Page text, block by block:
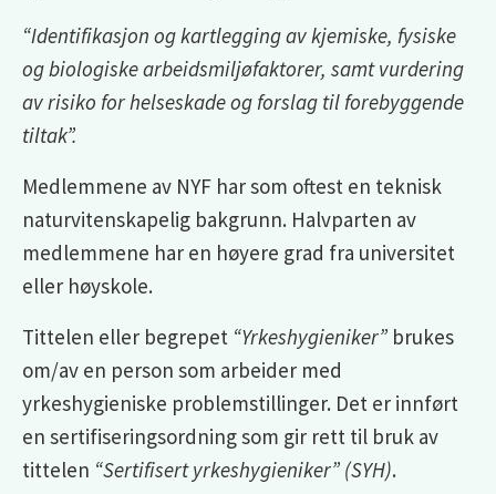
“Identifikasjon og kartlegging av kjemiske, fysiske
og biologiske arbeidsmiljøfaktorer, samt vurdering
av risiko for helseskade og forslag til forebyggende
tiltak”.
Medlemmene av NYF har som oftest en teknisk
naturvitenskapelig bakgrunn. Halvparten av
medlemmene har en høyere grad fra universitet
eller høyskole.
Tittelen eller begrepet “Yrkeshygieniker” brukes
om/av en person som arbeider med
yrkeshygieniske problemstillinger. Det er innført
en sertifiseringsordning som gir rett til bruk av
tittelen “Sertifisert yrkeshygieniker” (SYH).